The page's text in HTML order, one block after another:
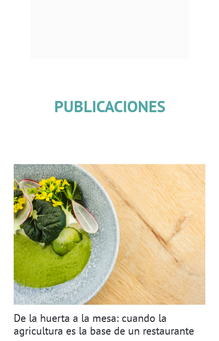
PUBLICACIONES
De la huerta a la mesa: cuando la
agricultura es la base de un restaurante